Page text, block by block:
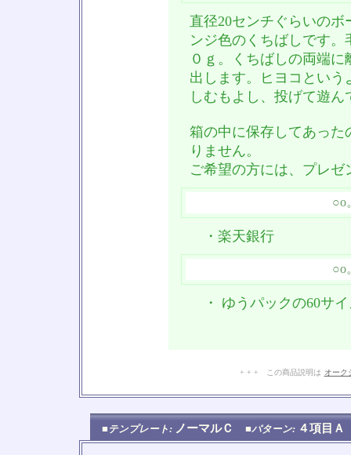
直径20センチぐらいの
ンジ色のくちばしです
０ｇ。くちばしの両端
出します。ヒヨコとい
しむもよし、投げて遊ん
箱の中に保存してあった
りません。
ご希望の方には、プレ
○o
・楽天銀行
○o
・ ゆうパックの60サ
+ + + この商品説明は オーク
■テンプレート: ノーマルＣ ■パターン: ４項目